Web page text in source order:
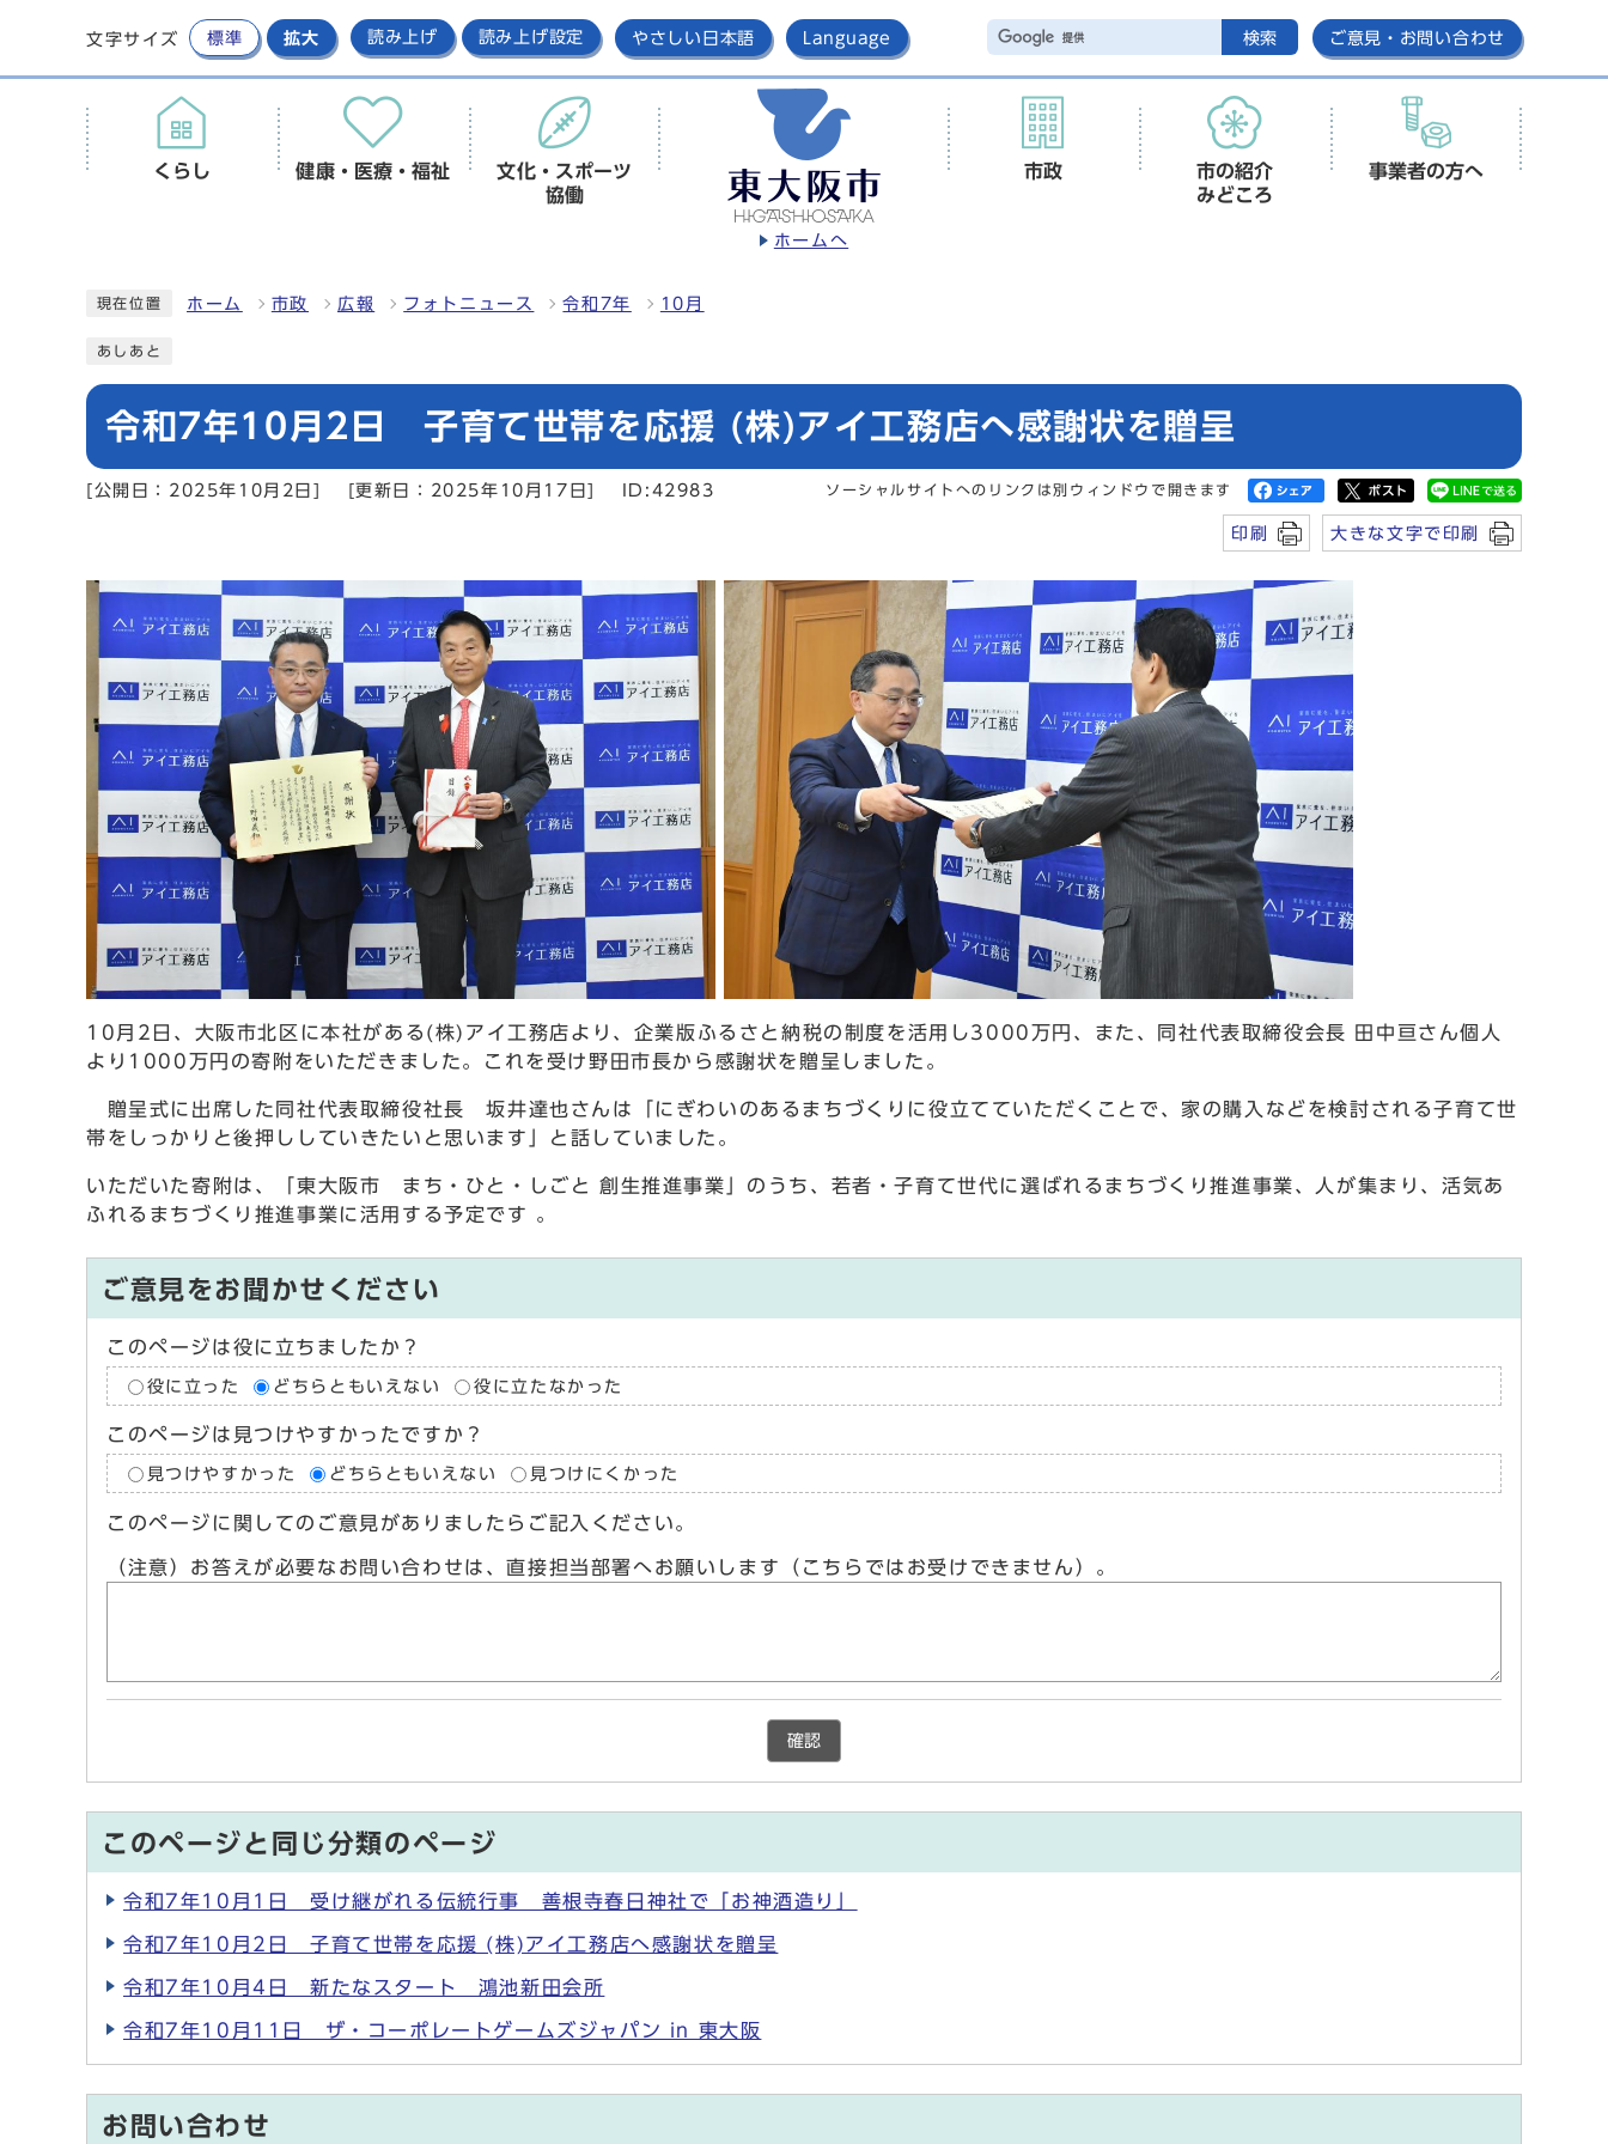
文字サイズ 標準 拡大 読み上げ 読み上げ設定 やさしい日本語 Language 検索 ご意見・お問い合わせ
ホームへ
くらし 健康・医療・福祉
文化・スポーツ
協働
市政
市の紹介
みどころ
事業者の方へ
現在位置 ホーム 市政 広報 フォトニュース 令和7年 10月
あしあと
令和7年10月2日 子育て世帯を応援 (株)アイ工務店へ感謝状を贈呈
[公開日：2025年10月2日] [更新日：2025年10月17日] ID:42983 ソーシャルサイトへのリンクは別ウィンドウで開きます
印刷 大きな文字で印刷
10月2日、大阪市北区に本社がある(株)アイ工務店より、企業版ふるさと納税の制度を活用し3000万円、また、同社代表取締役会長 田中亘さん個人
より1000万円の寄附をいただきました。これを受け野田市長から感謝状を贈呈しました。
贈呈式に出席した同社代表取締役社長 坂井達也さんは「にぎわいのあるまちづくりに役立てていただくことで、家の購入などを検討される子育て世
帯をしっかりと後押ししていきたいと思います」と話していました。
いただいた寄附は、「東大阪市 まち・ひと・しごと 創生推進事業」のうち、若者・子育て世代に選ばれるまちづくり推進事業、人が集まり、活気あ
ふれるまちづくり推進事業に活用する予定です 。
ご意見をお聞かせください
このページは役に立ちましたか？
役に立った どちらともいえない 役に立たなかった
このページは見つけやすかったですか？
見つけやすかった どちらともいえない 見つけにくかった
このページに関してのご意見がありましたらご記入ください。
（注意）お答えが必要なお問い合わせは、直接担当部署へお願いします（こちらではお受けできません）。
確認
このページと同じ分類のページ
令和7年10月1日 受け継がれる伝統行事 善根寺春日神社で「お神酒造り」
令和7年10月2日 子育て世帯を応援 (株)アイ工務店へ感謝状を贈呈
令和7年10月4日 新たなスタート 鴻池新田会所
令和7年10月11日 ザ・コーポレートゲームズジャパン in 東大阪
お問い合わせ